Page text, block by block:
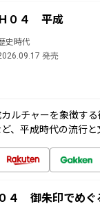
０４ 平成
史時代
発売
ルチャーを象徴す
、平成時代の流行と
０４ 御朱印でめ